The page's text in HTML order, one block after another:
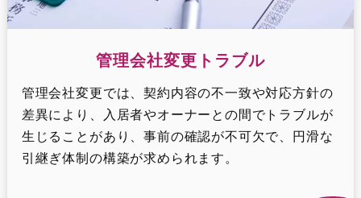
管理会社変更トラブル
管理会社変更では、契約内容の不一致や対応方針の
差異により、入居者やオーナーとの間でトラブルが
生じることがあり、事前の確認が不可欠で、円滑な
引継ぎ体制の構築が求められます。